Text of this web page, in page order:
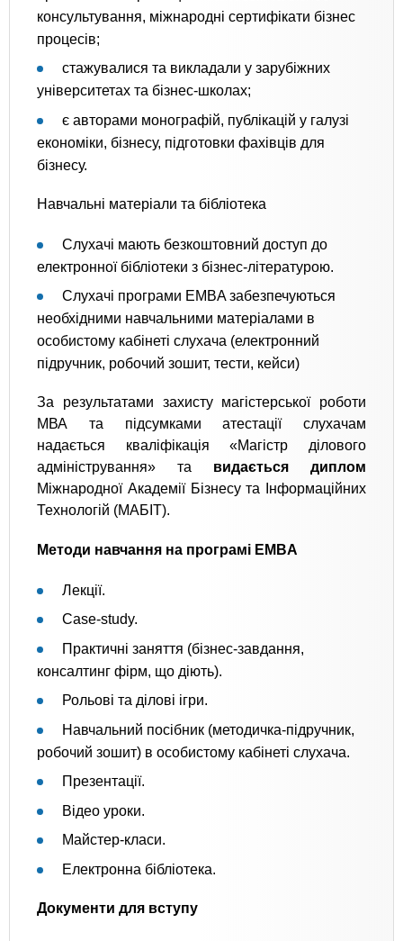
консультування, міжнародні сертифікати бізнес
процесів;
стажувалися та викладали у зарубіжних
університетах та бізнес-школах;
є авторами монографій, публікацій у галузі
економіки, бізнесу, підготовки фахівців для
бізнесу.
Навчальні матеріали та бібліотека
Слухачі мають безкоштовний доступ до
електронної бібліотеки з бізнес-літературою.
Слухачі програми EMBA забезпечуються
необхідними навчальними матеріалами в
особистому кабінеті слухача (електронний
підручник, робочий зошит, тести, кейси)
За результатами захисту магістерської роботи
МВА та підсумками атестації слухачам
надається кваліфікація «Магістр ділового
адміністрування» та видається диплом
Міжнародної Академії Бізнесу та Інформаційних
Технологій (МАБІТ).
Методи навчання на програмі EMBA
Лекції.
Сase-study.
Практичні заняття (бізнес-завдання,
консалтинг фірм, що діють).
Рольові та ділові ігри.
Навчальний посібник (методичка-підручник,
робочий зошит) в особистому кабінеті слухача.
Презентації.
Відео уроки.
Майстер-класи.
Електронна бібліотека.
Документи для вступу